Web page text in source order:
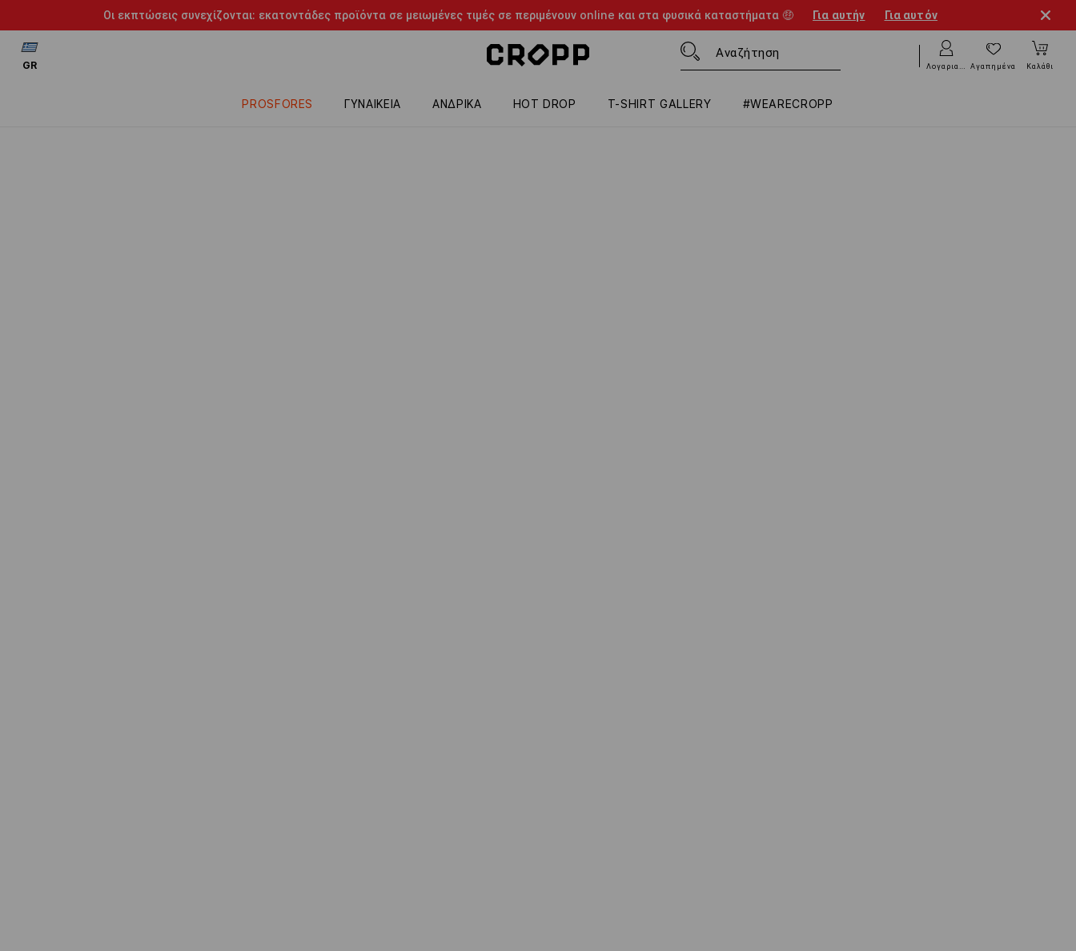
Οι εκπτώσεις συνεχίζονται: εκατοντάδες προϊόντα σε μειωμένες τιμές σε περιμένουν online και στα φυσικά καταστήματα 🤑 Για αυτήν Για αυτόν
PROSFORES ΓΥΝΑΙΚΕΙΑ ΑΝΔΡΙΚΑ HOT DROP T-SHIRT GALLERY #WEARECROPP
GR ΛογαριασμόςΑγαπημένα Καλάθι